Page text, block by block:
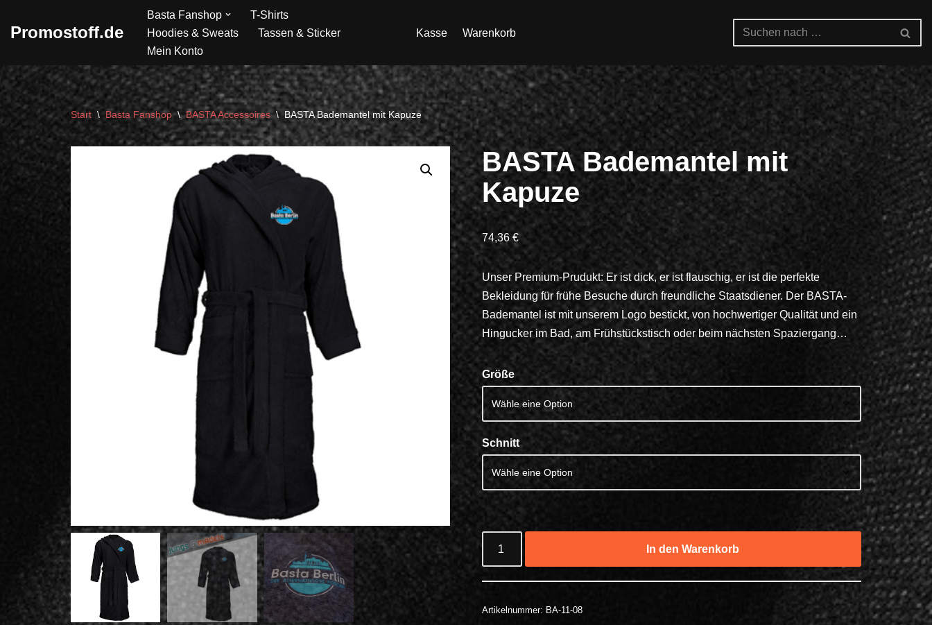
Zum
springen
Promostoff.de
Basta Fanshop
T-Shirts
Hoodies & Sweats
Tassen & Sticker
Mein Konto
Kasse Warenkorb
Start \ Basta Fanshop \ BASTA Accessoires \ BASTA Bademantel mit Kapuze
BASTA Bademantel mit
Kapuze
74,36 €
Unser Premium-Prudukt: Er ist dick, er ist flauschig, er ist die perfekte
Bekleidung für frühe Besuche durch freundliche Staatsdiener. Der BASTA-
Bademantel ist mit unserem Logo bestickt, von hochwertiger Qualität und ein
Hingucker im Bad, am Frühstückstisch oder beim nächsten Spaziergang…
Größe
Schnitt
In den Warenkorb
Artikelnummer: BA-11-08